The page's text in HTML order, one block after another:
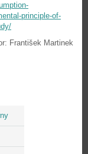
principle-of-
František Martinek